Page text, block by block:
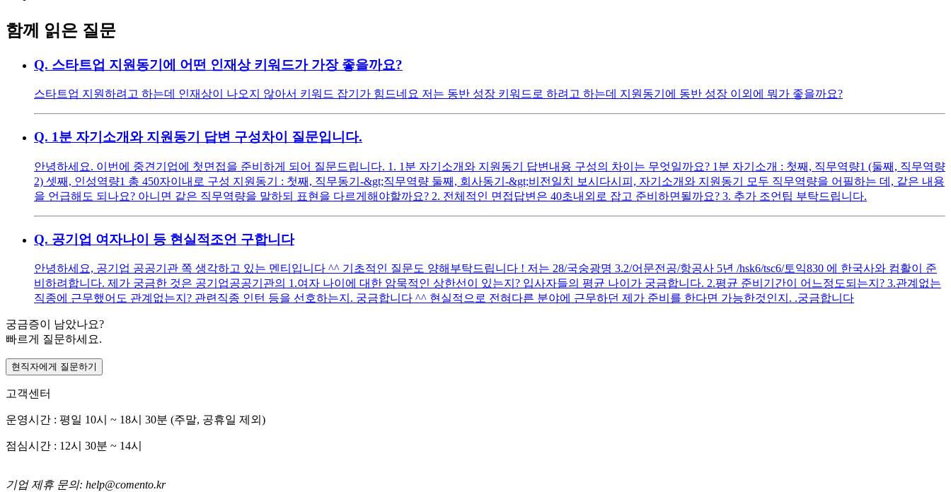
함께 읽은 질문
Q. 스타트업 지원동기에 어떤 인재상 키워드가 가장 좋을까요?
스타트업 지원하려고 하는데 인재상이 나오지 않아서 키워드 잡기가 힘드네요 저는 동반 성장 키워드로 하려고 하는데 지원동기에 동반 성장 이외에 뭐가 좋을까요?
Q. 1분 자기소개와 지원동기 답변 구성차이 질문입니다.
안녕하세요. 이번에 중견기업에 첫면접을 준비하게 되어 질문드립니다. 1. 1분 자기소개와 지원동기 답변내용 구성의 차이는 무엇일까요? 1분 자기소개 : 첫째, 직무역량1 (둘째, 직무역량
2) 셋째, 인성역량1 총 450자이내로 구성 지원동기 : 첫째, 직무동기-&gt;직무역량 둘째, 회사동기-&gt;비전일치 보시다시피, 자기소개와 지원동기 모두 직무역량을 어필하는 데, 같은 내용
을 언급해도 되나요? 아니면 같은 직무역량을 말하되 표현을 다르게해야할까요? 2. 전체적인 면접답변은 40초내외로 잡고 준비하면될까요? 3. 추가 조언팁 부탁드립니다.
Q. 공기업 여자나이 등 현실적조언 구합니다
안녕하세요, 공기업 공공기관 쪽 생각하고 있는 멘티입니다 ^^ 기초적인 질문도 양해부탁드립니다 ! 저는 28/국숭광명 3.2/어문전공/항공사 5년 /hsk6/tsc6/토익830 에 한국사와 컴활이 준
비하려합니다. 제가 궁금한 것은 공기업공공기관의 1.여자 나이에 대한 암묵적인 상한선이 있는지? 입사자들의 평균 나이가 궁금합니다. 2.평균 준비기간이 어느정도되는지? 3.관계없는
직종에 근무했어도 관계없는지? 관련직종 인턴 등을 선호하는지. 궁금합니다 ^^ 현실적으로 전혀다른 분야에 근무하던 제가 준비를 한다면 가능한것인지. .궁금합니다
궁금증이 남았나요?
빠르게 질문하세요.
현직자에게 질문하기
고객센터
운영시간 : 평일 10시 ~ 18시 30분 (주말, 공휴일 제외)
점심시간 : 12시 30분 ~ 14시
기업 제휴 문의: help@comento.kr